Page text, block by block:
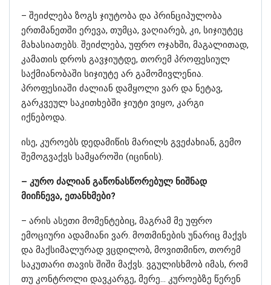
– შეიძლება ზოგს ჯიუტობა და პრინციპულობა
ერთმანეთში ერევა, თუმცა, ვაღიარებ, კი, სიჯიუტეც
მახასიათებს. შეიძლება, უფრო ოჯახში, მაგალითად,
კამათის დროს გავჯიუტდე, თორემ პროფესიულ
საქმიანობაში სიჯიუტე არ გამომივლენია.
პროფესიაში ძალიან დამყოლი ვარ და ნეტავ,
გარკვეულ საკითხებში ჯიუტი ვიყო, კარგი
იქნებოდა.
ისე, კუროებს დედამიწის მარილს გვეძახიან, გემო
შემოგვაქვს სამყაროში (იცინის).
– კურო ძალიან გაწონასწორებულ ნიშნად
მიიჩნევა, ეთანხმები?
– არის ასეთი მომენტებიც, მაგრამ მე უფრო
ემოციური ადამიანი ვარ. მოთმინების უნარიც მაქვს
და მაქსიმალურად ვცდილობ, მოვითმინო, თორემ
საკუთარი თავის შიში მაქვს. ვგულისხმობ იმას, რომ
თუ კონტროლი დავკარგე, მერე… კუროებზე წერენ